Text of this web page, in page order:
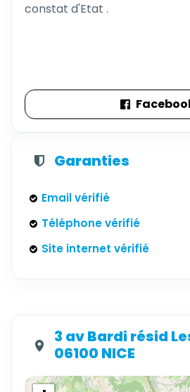
constat d'Etat .
Garanties
Email vérifié
Téléphone vérifié
Site internet vérifié
3 av Bardi résid
06100 NICE